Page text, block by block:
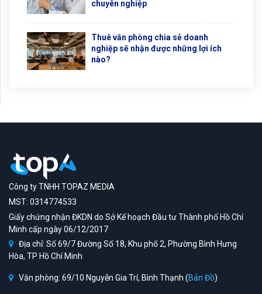
chuyên nghiệp
Thuê văn phòng chia sẻ doanh
nghiệp sẽ nhận được những lợi ích
nào?
Công ty TNHH TOPAZ MEDIA
MST: 0314774533
Giấy chứng nhận ĐKDN do Sở Kế hoạch Đầu tư Thành phố Hồ Chí
Minh cấp ngày 06/12/2017
Địa chỉ: Số 69/7 Đường Số 18, Khu phố 2, Phường Bình Hưng
Hòa, TP Hồ Chí Minh
Văn phòng: 69/10 Nguyễn Gia Trí, Bình Thạnh (Bản Đồ)